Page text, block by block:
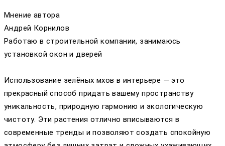
Мнение автора
Андрей Корнилов
Работаю в строительной компании, занимаюсь
установкой окон и дверей
Использование зелёных мхов в интерьере — это
прекрасный способ придать вашему пространству
уникальность, природную гармонию и экологическую
чистоту. Эти растения отлично вписываются в
современные тренды и позволяют создать спокойную